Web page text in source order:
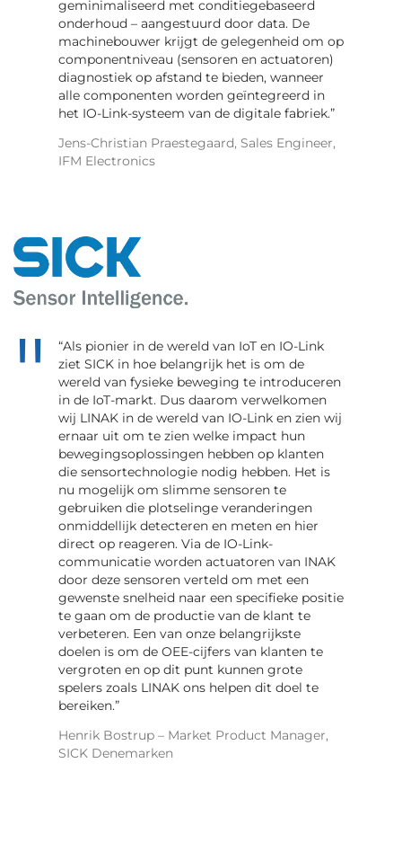
geminimaliseerd met conditiegebaseerd
onderhoud – aangestuurd door data. De
machinebouwer krijgt de gelegenheid om op
componentniveau (sensoren en actuatoren)
diagnostiek op afstand te bieden, wanneer
alle componenten worden geïntegreerd in
het IO-Link-systeem van de digitale fabriek.”
Jens-Christian Praestegaard, Sales Engineer,
IFM Electronics
“Als pionier in de wereld van IoT en IO-Link
ziet SICK in hoe belangrijk het is om de
wereld van fysieke beweging te introduceren
in de IoT-markt. Dus daarom verwelkomen
wij LINAK in de wereld van IO-Link en zien wij
ernaar uit om te zien welke impact hun
bewegingsoplossingen hebben op klanten
die sensortechnologie nodig hebben. Het is
nu mogelijk om slimme sensoren te
gebruiken die plotselinge veranderingen
onmiddellijk detecteren en meten en hier
direct op reageren. Via de IO-Link-
communicatie worden actuatoren van INAK
door deze sensoren verteld om met een
gewenste snelheid naar een specifieke positie
te gaan om de productie van de klant te
verbeteren. Een van onze belangrijkste
doelen is om de OEE-cijfers van klanten te
vergroten en op dit punt kunnen grote
spelers zoals LINAK ons helpen dit doel te
bereiken.”
Henrik Bostrup – Market Product Manager,
SICK Denemarken